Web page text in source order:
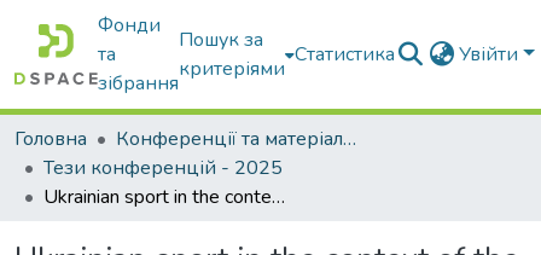
Фонди
та
зібрання
Пошук за
критеріями
Статистика Увійти
Головна
Конференції та матеріали конференцій
Тези конференцій - 2025
Ukrainian sport in the context of the global diplomacy system 2022–2025